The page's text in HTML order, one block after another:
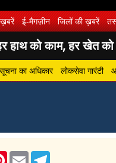
ई-मैगज़ीन जिलों की ख़बरें
हाथ को काम, हर खेत को
सूचना का अधिकार लोकसेवा गारंटी
Pinterest
Email